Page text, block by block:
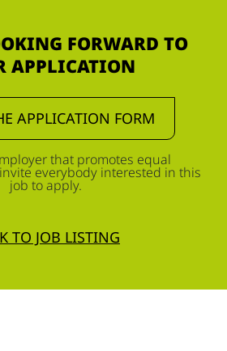
FORWARD TO
APPLICATION
APPLICATION FORM
that promotes equal
everybody interested in this
job to apply.
TO JOB LISTING